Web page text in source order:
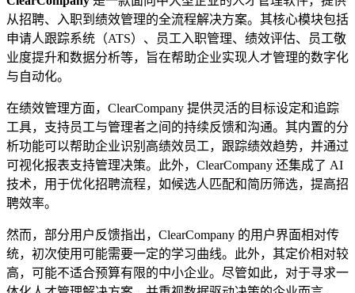
从招聘、入职到绩效管理的全流程解决方案。其核心模块包括
申请人跟踪系统（ATS）、员工入职管理、绩效评估、员工敬
业度提升和数据分析等，旨在帮助企业实现人才管理的数字化
与自动化。
在绩效管理方面，ClearCompany 提供灵活的目标设定和追踪
工具，支持员工与管理者之间的持续反馈和沟通。其内置的分
析功能可以帮助企业识别高绩效员工，跟踪绩效趋势，并通过
可视化报表支持管理决策。此外，ClearCompany 还集成了 AI
技术，用于优化招聘流程，如候选人匹配和简历筛选，提高招
聘效率。
然而，部分用户反馈指出，ClearCompany 的用户界面相对传
统，初次使用可能需要一定的学习曲线。此外，其定价相对较
高，可能不适合预算有限的中小企业。尽管如此，对于寻求一